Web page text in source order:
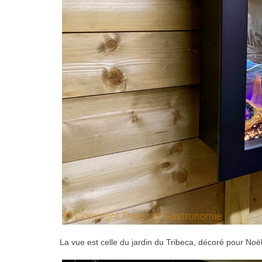
La vue est celle du jardin du Tribeca, décoré pour